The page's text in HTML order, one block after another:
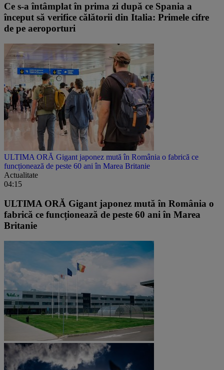
Ce s-a întâmplat în prima zi după ce Spania a
început să verifice călătorii din Italia: Primele cifre
de pe aeroporturi
ULTIMA ORĂ Gigant japonez mută în România o fabrică ce
funcționează de peste 60 ani în Marea Britanie
Actualitate
04:15
ULTIMA ORĂ Gigant japonez mută în România o
fabrică ce funcționează de peste 60 ani în Marea
Britanie